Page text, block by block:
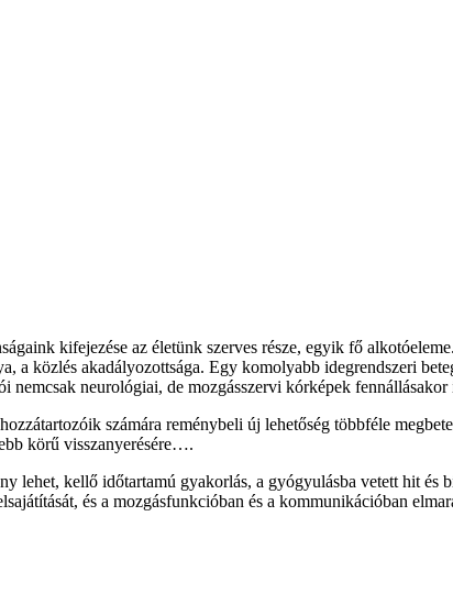
kifejezése az életünk szerves része, egyik fő
a közlés akadályozottsága. Egy komolyabb idegrendszeri
neurológiai, de mozgásszervi kórképek fennállásakor
számára reménybeli új lehetőség többféle
körű visszanyerésére….
lehet, kellő időtartamú gyakorlás, a gyógyulásba vetett hit és
és a mozgásfunkcióban és a kommunikációban